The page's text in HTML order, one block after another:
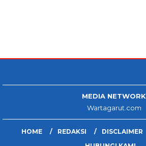
MEDIA NETWORK
Wartagarut.com
HOME REDAKSI DISCLAIMER